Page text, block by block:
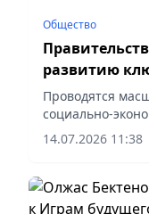
Общество
развитию
экономики
Проводятся
социально-
сообщает
14.07.2026 11:38